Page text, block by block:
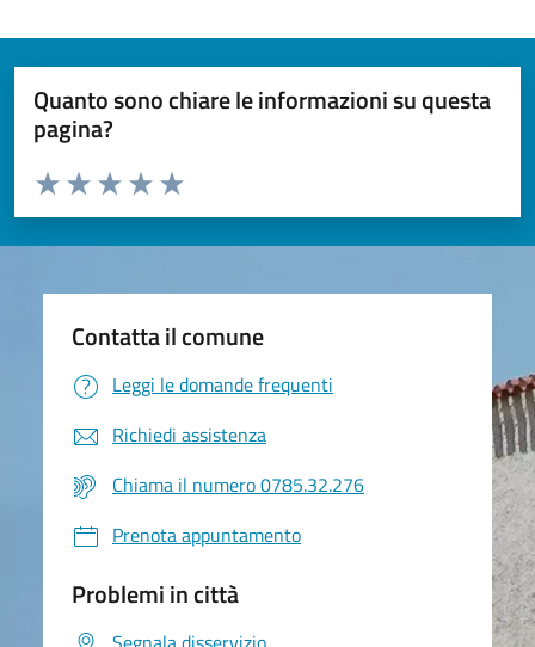
Quanto sono chiare le informazioni su questa
pagina?
Valuta da 1 a 5 stelle la pagina
Valuta 5 stelle su 5
Valuta 4 stelle su 5
Valuta 3 stelle su 5
Valuta 2 stelle su 5
Valuta 1 stelle su 5
Contatta il comune
Leggi le domande frequenti
Richiedi assistenza
Chiama il numero 0785.32.276
Prenota appuntamento
Problemi in città